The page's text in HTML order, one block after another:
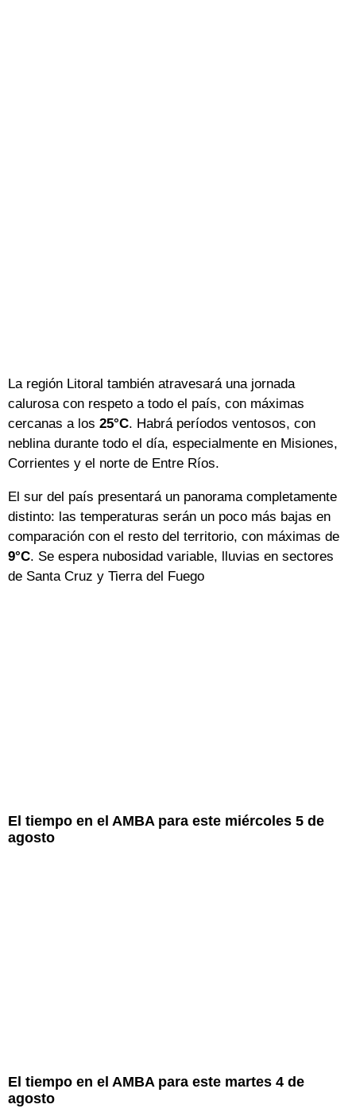
La región Litoral también atravesará una jornada
calurosa con respeto a todo el país, con máximas
cercanas a los 25°C. Habrá períodos ventosos, con
neblina durante todo el día, especialmente en Misiones,
Corrientes y el norte de Entre Ríos.
El sur del país presentará un panorama completamente
distinto: las temperaturas serán un poco más bajas en
comparación con el resto del territorio, con máximas de
9°C. Se espera nubosidad variable, lluvias en sectores
de Santa Cruz y Tierra del Fuego
El tiempo en el AMBA para este miércoles 5 de
agosto
El tiempo en el AMBA para este martes 4 de
agosto